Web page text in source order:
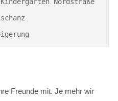
Nordstraße
Freunde mit. Je mehr wir